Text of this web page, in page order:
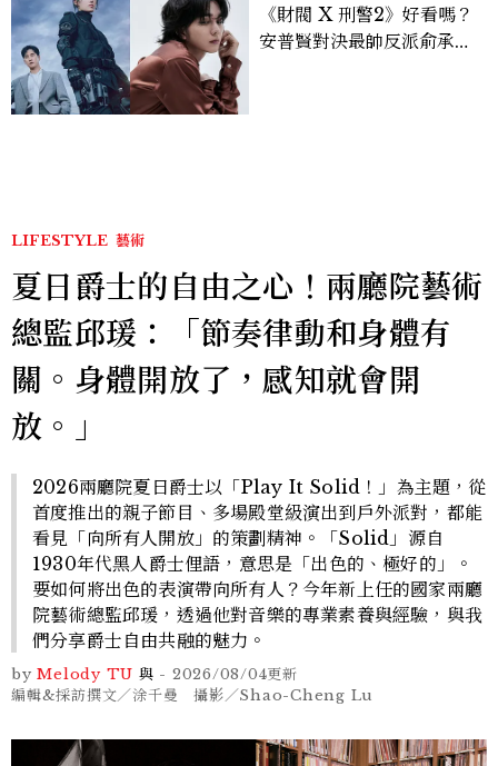
《財閥 X 刑警2》好看嗎？
安普賢對決最帥反派俞承
LIFESTYLE 藝術
夏日爵士的自由之心！兩廳院藝術
總監邱瑗：「節奏律動和身體有
關。身體開放了，感知就會開
放。」
2026兩廳院夏日爵士以「Play It Solid！」為主題，從
首度推出的親子節目、多場殿堂級演出到戶外派對，都能
看見「向所有人開放」的策劃精神。「Solid」源自
1930年代黑人爵士俚語，意思是「出色的、極好的」。
要如何將出色的表演帶向所有人？今年新上任的國家兩廳
院藝術總監邱瑗，透過他對音樂的專業素養與經驗，與我
們分享爵士自由共融的魅力。
by Melody TU 與 - 2026/08/04更新
編輯&採訪撰文／涂千曼 攝影／Shao-Cheng Lu